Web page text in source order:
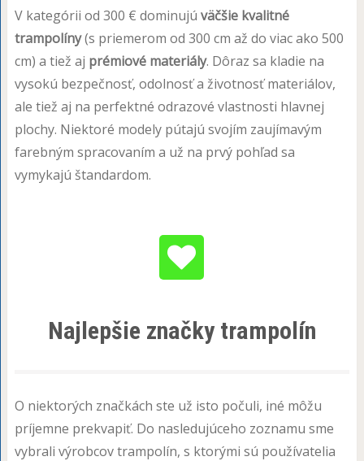
V kategórii od 300 € dominujú väčšie kvalitné
trampolíny(s priemerom od 300 cm až do viac ako 500
cm) a tiež aj prémiové materiály. Dôraz sa kladie na
vysokú bezpečnosť, odolnosť a životnosť materiálov,
ale tiež aj na perfektné odrazové vlastnosti hlavnej
plochy. Niektoré modely pútajú svojím zaujímavým
farebným spracovaním a už na prvý pohľad sa
vymykajú štandardom.
Najlepšie značky trampolín
O niektorých značkách ste už isto počuli, iné môžu
príjemne prekvapiť. Do nasledujúceho zoznamu sme
vybrali výrobcov trampolín, s ktorými sú používatelia